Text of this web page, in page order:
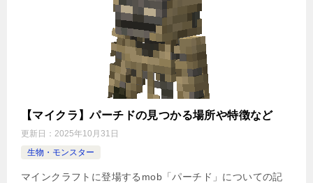
【マイクラ】パーチドの見つかる場所や特徴など
更新日： 2025年10月31日
生物・モンスター
マインクラフトに登場するmob「パーチド」についての記